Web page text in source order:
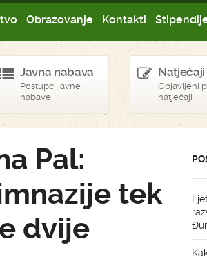
Obrazovanje Kontakti
Javna nabava
Postupci javne
nabave
Natječaji
Objavljeni
natječaji
Pal:
tek
dvije